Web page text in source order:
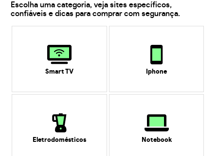
Escolha uma categoria, veja sites específicos,
confiáveis e dicas para comprar com segurança.
Smart TV Iphone
Eletrodomésticos Notebook